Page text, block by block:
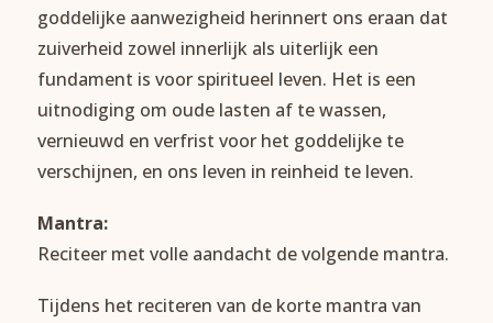
goddelijke aanwezigheid herinnert ons eraan dat
zuiverheid zowel innerlijk als uiterlijk een
fundament is voor spiritueel leven. Het is een
uitnodiging om oude lasten af te wassen,
vernieuwd en verfrist voor het goddelijke te
verschijnen, en ons leven in reinheid te leven.
Mantra:
Reciteer met volle aandacht de volgende mantra.
Tijdens het reciteren van de korte mantra van